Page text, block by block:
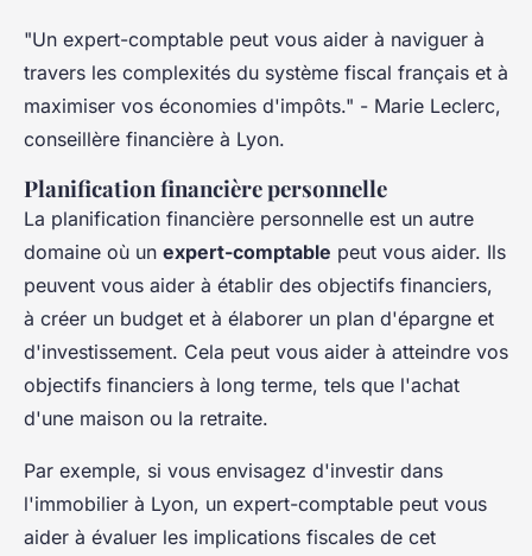
"Un expert-comptable peut vous aider à naviguer à
travers les complexités du système fiscal français et à
maximiser vos économies d'impôts." - Marie Leclerc,
conseillère financière à Lyon.
Planification financière personnelle
La planification financière personnelle est un autre
domaine où un expert-comptable peut vous aider. Ils
peuvent vous aider à établir des objectifs financiers,
à créer un budget et à élaborer un plan d'épargne et
d'investissement. Cela peut vous aider à atteindre vos
objectifs financiers à long terme, tels que l'achat
d'une maison ou la retraite.
Par exemple, si vous envisagez d'investir dans
l'immobilier à Lyon, un expert-comptable peut vous
aider à évaluer les implications fiscales de cet